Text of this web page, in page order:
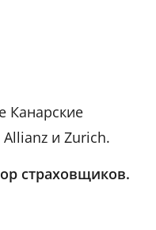
Канарские
Allianz и Zurich.
страховщиков.